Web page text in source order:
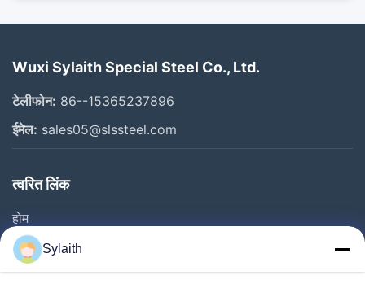
Wuxi Sylaith Special Steel Co., Ltd.
टेलीफोन: 86--15365237896
ईमेल: sales05@slssteel.com
त्वरित लिंक
होम
उत्पाद
वीडियो
Sylaith